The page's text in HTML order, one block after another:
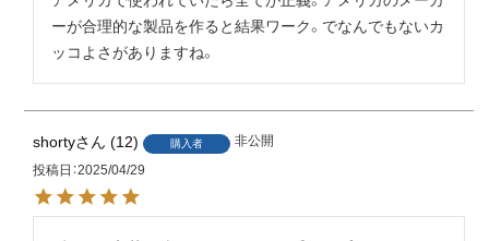
ーが合理的な製品を作ると結果ワーク。でなんでもないカ
ッコよさがありますね。
shorty 12 購入者
非公開
投稿日 2025/04/29